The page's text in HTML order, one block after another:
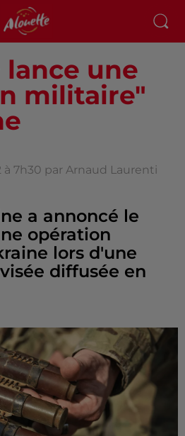
lance une
militaire"
à 7h30 par Arnaud Laurenti
a annoncé le
opération
lors d'une
diffusée en